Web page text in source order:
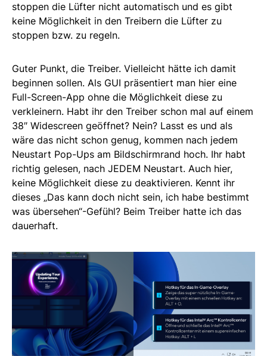
stoppen die Lüfter nicht automatisch und es gibt
keine Möglichkeit in den Treibern die Lüfter zu
stoppen bzw. zu regeln.
Guter Punkt, die Treiber. Vielleicht hätte ich damit
beginnen sollen. Als GUI präsentiert man hier eine
Full-Screen-App ohne die Möglichkeit diese zu
verkleinern. Habt ihr den Treiber schon mal auf einem
38″ Widescreen geöffnet? Nein? Lasst es und als
wäre das nicht schon genug, kommen nach jedem
Neustart Pop-Ups am Bildschirmrand hoch. Ihr habt
richtig gelesen, nach JEDEM Neustart. Auch hier,
keine Möglichkeit diese zu deaktivieren. Kennt ihr
dieses „Das kann doch nicht sein, ich habe bestimmt
was übersehen“-Gefühl? Beim Treiber hatte ich das
dauerhaft.